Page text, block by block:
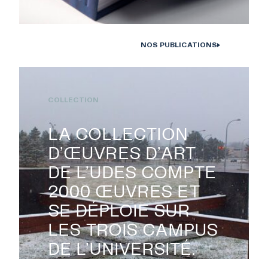
Monographies Solstice de Bertrand Carrière et Isabelle Hayeur.
NOS PUBLICATIONS
LA COLLECTION
D’ŒUVRES D’ART
DE L’UDES COMPTE
2000 ŒUVRES ET
SE DÉPLOIE SUR
LES TROIS CAMPUS
DE L’UNIVERSITÉ.
COLLECTION